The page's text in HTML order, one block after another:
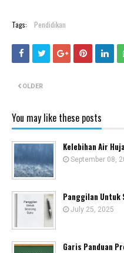
Tags: Pendidikan
OLDER
You may like these posts
Kelebihan Air
September 08,
Panggilan Untuk
July 25, 2025
Garis Panduan